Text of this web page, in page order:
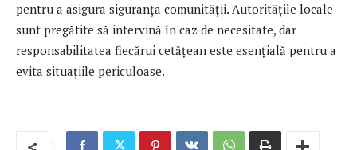
pentru a asigura siguranța comunității. Autoritățile locale
sunt pregătite să intervină în caz de necesitate, dar
responsabilitatea fiecărui cetățean este esențială pentru a
evita situațiile periculoase.